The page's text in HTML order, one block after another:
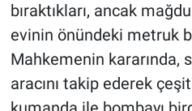
bıraktıkları, ancak
evinin önündeki metruk
Mahkemenin kararında,
aracını takip ederek